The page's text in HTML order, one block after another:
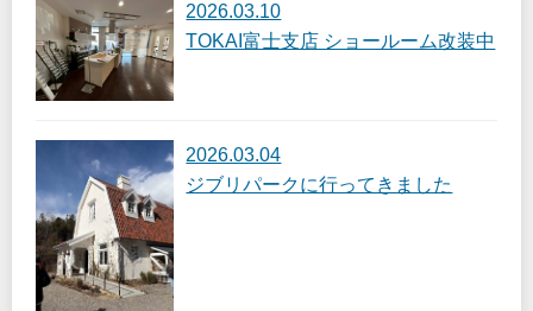
2026.03.10
TOKAI富士支店 ショールーム改装中
2026.03.04
ジブリパークに行ってきました